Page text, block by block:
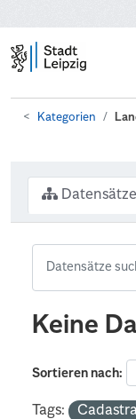
Kategorien
Datensätze
Keine
Sortieren nach
Tags: